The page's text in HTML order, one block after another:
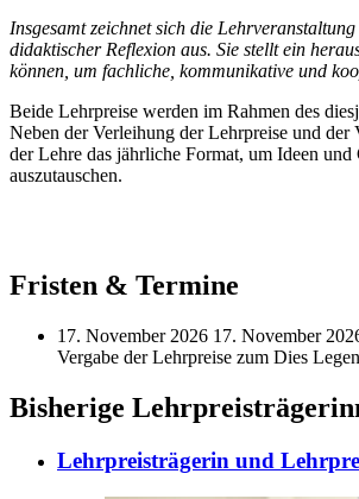
Insgesamt zeichnet sich die
didaktischer Reflexion aus. Sie stellt ein
können, um fachliche, kommunikative und
Beide Lehrpreise werden im Rahmen des
Neben der Verleihung der Lehrpreise und
der Lehre das jährliche Format, um Ideen
auszutauschen.
Fristen & Termine
17. November 2026 17. November
Vergabe der Lehrpreise zum Dies
Bisherige
Lehrpreisträgerin und